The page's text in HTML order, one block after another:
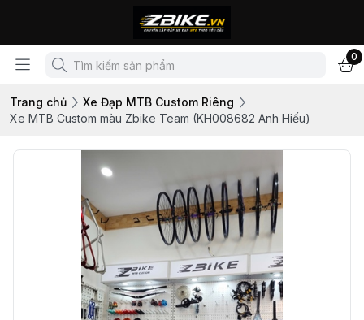
0
Trang chủ
Xe Đạp MTB Custom Riêng
Xe MTB Custom màu Zbike Team (KH008682 Anh Hiếu)